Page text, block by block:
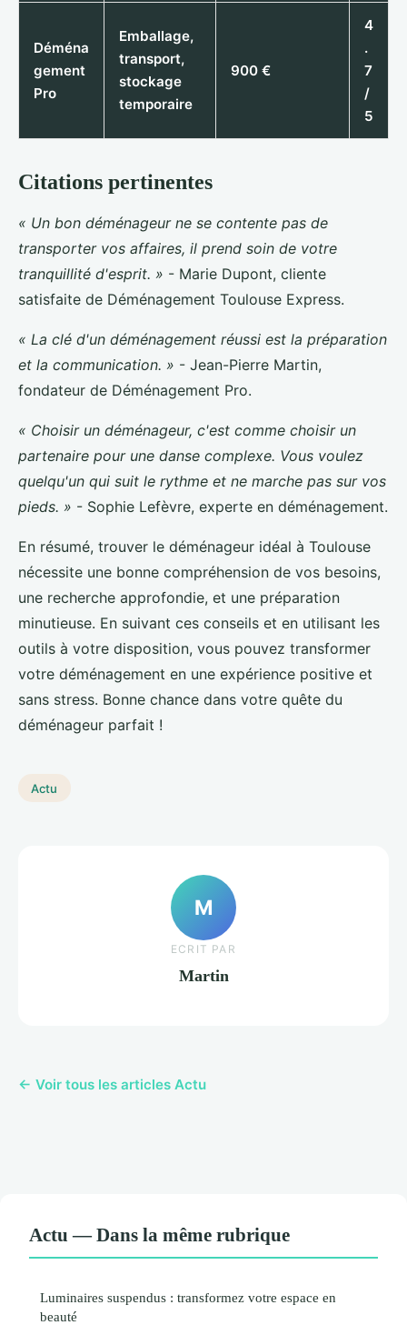
Déména
gement
Pro
Emballage,
transport,
stockage
temporaire
900 €
4
.
7
/
5
Citations pertinentes
« Un bon déménageur ne se contente pas de
transporter vos affaires, il prend soin de votre
tranquillité d'esprit. » - Marie Dupont, cliente
satisfaite de Déménagement Toulouse Express.
« La clé d'un déménagement réussi est la préparation
et la communication. » - Jean-Pierre Martin,
fondateur de Déménagement Pro.
« Choisir un déménageur, c'est comme choisir un
partenaire pour une danse complexe. Vous voulez
quelqu'un qui suit le rythme et ne marche pas sur vos
pieds. » - Sophie Lefèvre, experte en déménagement.
En résumé, trouver le déménageur idéal à Toulouse
nécessite une bonne compréhension de vos besoins,
une recherche approfondie, et une préparation
minutieuse. En suivant ces conseils et en utilisant les
outils à votre disposition, vous pouvez transformer
votre déménagement en une expérience positive et
sans stress. Bonne chance dans votre quête du
déménageur parfait !
Actu
M
ECRIT PAR
Martin
← Voir tous les articles Actu
Actu — Dans la même rubrique
Luminaires suspendus : transformez votre espace en
beauté